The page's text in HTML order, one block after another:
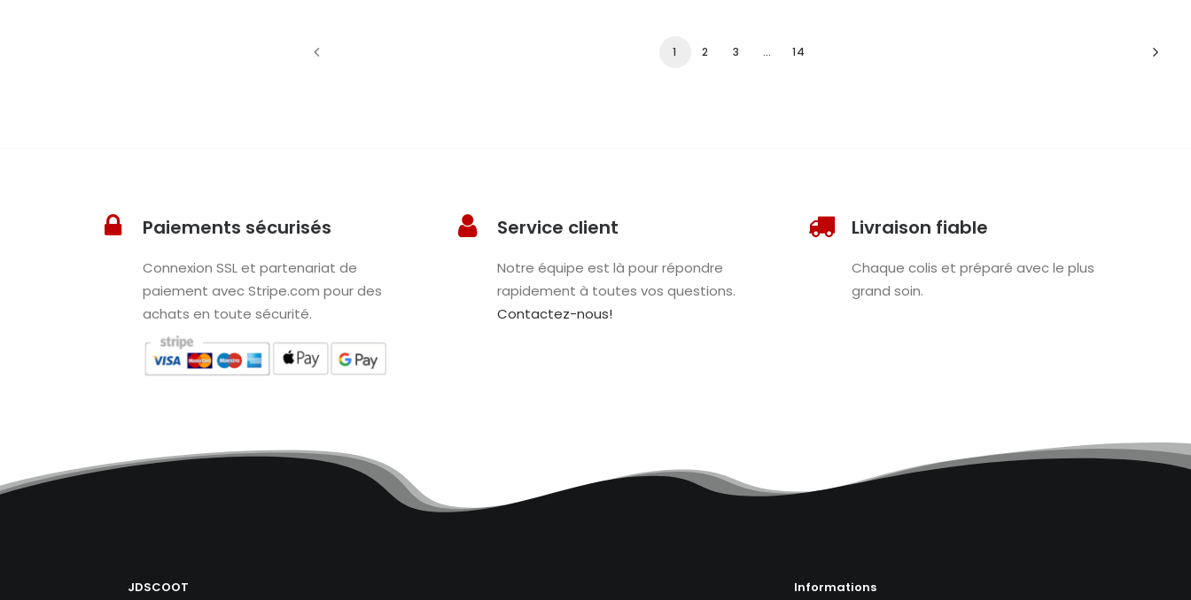
1 2 3 … 14
Paiements sécurisés
Connexion SSL et partenariat de
paiement avec Stripe.com pour des
achats en toute sécurité.
Service client
Notre équipe est là pour répondre
rapidement à toutes vos questions.
Contactez-nous!
Livraison fiable
Chaque colis et préparé avec le plus
grand soin.
JDSCOOT Informations